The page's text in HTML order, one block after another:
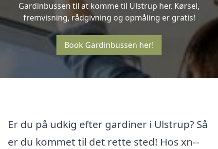
Gardinbussen til at komme til Ulstrup her. Kørsel,
fremvisning, rådgivning og opmåling er gratis!
Book Gardinbussen her!
Er du på udkig efter gardiner i Ulstrup? Så
er du kommet til det rette sted! Hos xn--